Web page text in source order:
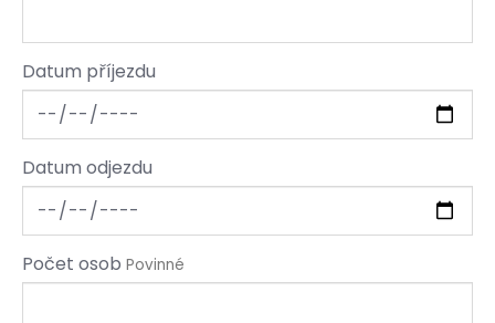
Datum příjezdu
Datum odjezdu
Počet osob Povinné